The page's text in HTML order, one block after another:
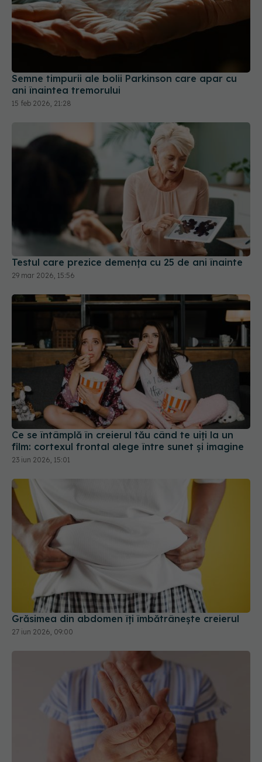
Semne timpurii ale bolii Parkinson care apar cu
ani înaintea tremorului
15 feb 2026, 21:28
Testul care prezice demența cu 25 de ani înainte
29 mar 2026, 15:56
Ce se întâmplă în creierul tău când te uiți la un
film: cortexul frontal alege între sunet și imagine
23 iun 2026, 15:01
Grăsimea din abdomen îți îmbătrânește creierul
27 iun 2026, 09:00